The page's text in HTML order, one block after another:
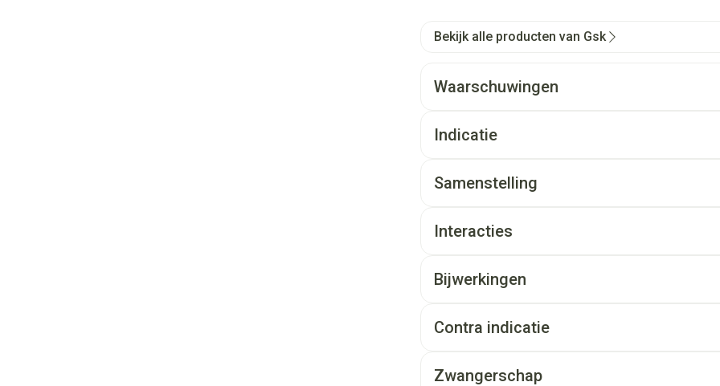
Bekijk alle producten van Gsk
Waarschuwingen
Indicatie
Samenstelling
Interacties
Bijwerkingen
Contra indicatie
Zwangerschap